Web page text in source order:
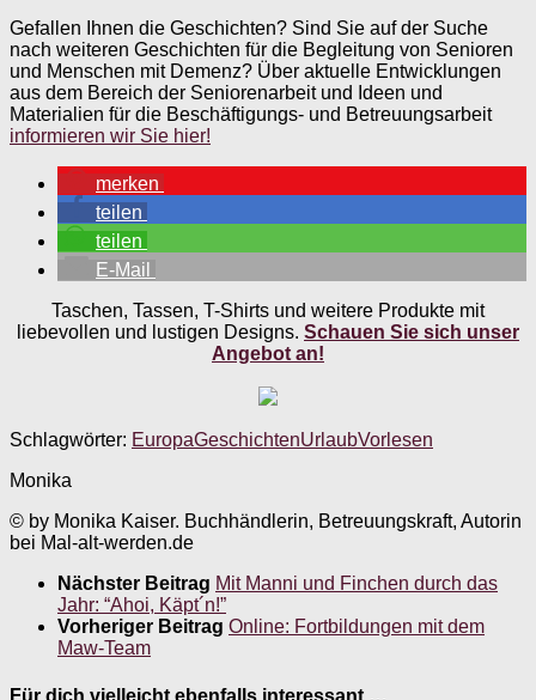
Gefallen Ihnen die Geschichten? Sind Sie auf der Suche
nach weiteren Geschichten für die Begleitung von Senioren
und Menschen mit Demenz? Über aktuelle Entwicklungen
aus dem Bereich der Seniorenarbeit und Ideen und
Materialien für die Beschäftigungs- und Betreuungsarbeit
informieren wir Sie hier!
merken
teilen
teilen
E-Mail
Taschen, Tassen, T-Shirts und weitere Produkte mit
liebevollen und lustigen Designs. Schauen Sie sich unser
Angebot an!
Schlagwörter: EuropaGeschichtenUrlaubVorlesen
Monika
© by Monika Kaiser. Buchhändlerin, Betreuungskraft, Autorin
bei Mal-alt-werden.de
Nächster Beitrag Mit Manni und Finchen durch das
Jahr: “Ahoi, Käpt´n!”
Vorheriger Beitrag Online: Fortbildungen mit dem
Maw-Team
Für dich vielleicht ebenfalls interessant …